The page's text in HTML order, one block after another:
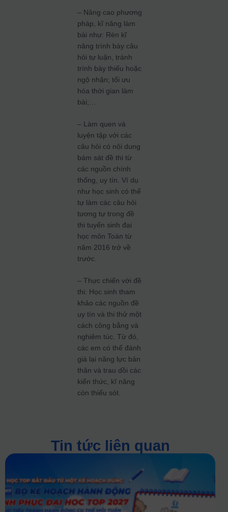
– Nâng cao phương
pháp, kĩ năng làm
bài như: Rèn kĩ
năng trình bày câu
hỏi tự luận, tránh
trình bày thiếu hoặc
ngộ nhận; tối ưu
hóa thời gian làm
bài;…
– Làm quen và
luyện tập với các
câu hỏi có nội dung
bám sát đề thi từ
các nguồn chính
thống, uy tín. Ví dụ
như học sinh có thể
tự làm các câu hỏi
tương tự trong đề
thi tuyển sinh đại
học môn Toán từ
năm 2016 trở về
trước.
– Thực chiến với đề
thi: Học sinh tham
khảo các nguồn đề
uy tín và thi thử một
cách công bằng và
nghiêm túc. Từ đó,
các em có thể đánh
giá lại năng lực bản
thân và trau dồi các
kiến thức, kĩ năng
còn thiếu sót.
Tin tức liên quan